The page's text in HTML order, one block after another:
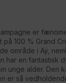
er
på 100 % Grand
område i Aÿ,
har en fantastisk
unge alder. Den
er så